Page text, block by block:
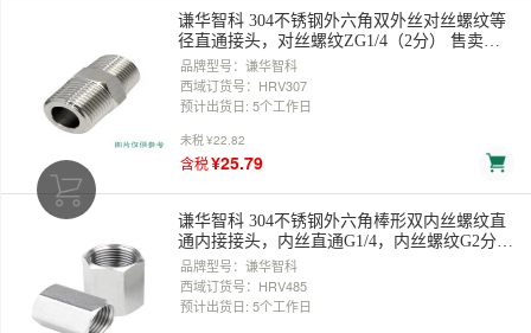
谦华智科 304不锈钢外六角双外丝对丝螺纹等
径直通接头，对丝螺纹ZG1/4（2分） 售卖规
格：1个
品牌型号：谦华智科
西域订货号：HRV307
预计出货日: 5个工作日
未税¥22.82
含税¥25.79
谦华智科 304不锈钢外六角棒形双内丝螺纹直
通内接接头，内丝直通G1/4，内丝螺纹G2分
售卖规格：1个
品牌型号：谦华智科
西域订货号：HRV485
预计出货日: 5个工作日